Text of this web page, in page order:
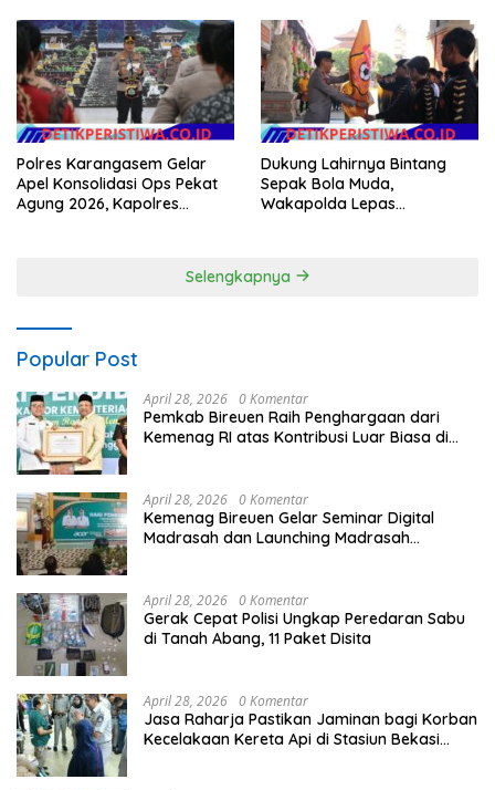
Polres Karangasem Gelar
Apel Konsolidasi Ops Pekat
Agung 2026, Kapolres
Dukung Lahirnya Bintang
Sepak Bola Muda,
Wakapolda Lepas
Selengkapnya
Popular Post
April 28, 2026 0 Komentar
Pemkab Bireuen Raih Penghargaan dari
Kemenag RI atas Kontribusi Luar Biasa di
April 28, 2026 0 Komentar
Kemenag Bireuen Gelar Seminar Digital
Madrasah dan Launching Madrasah
April 28, 2026 0 Komentar
Gerak Cepat Polisi Ungkap Peredaran Sabu
di Tanah Abang, 11 Paket Disita
April 28, 2026 0 Komentar
Jasa Raharja Pastikan Jaminan bagi Korban
Kecelakaan Kereta Api di Stasiun Bekasi